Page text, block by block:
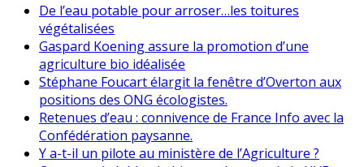
De l’eau potable pour arroser…les toitures
végétalisées
Gaspard Koening assure la promotion d’une
agriculture bio idéalisée
Stéphane Foucart élargit la fenêtre d’Overton aux
positions des ONG écologistes.
Retenues d’eau : connivence de France Info avec la
Confédération paysanne.
Y a-t-il un pilote au ministère de l’Agriculture ?